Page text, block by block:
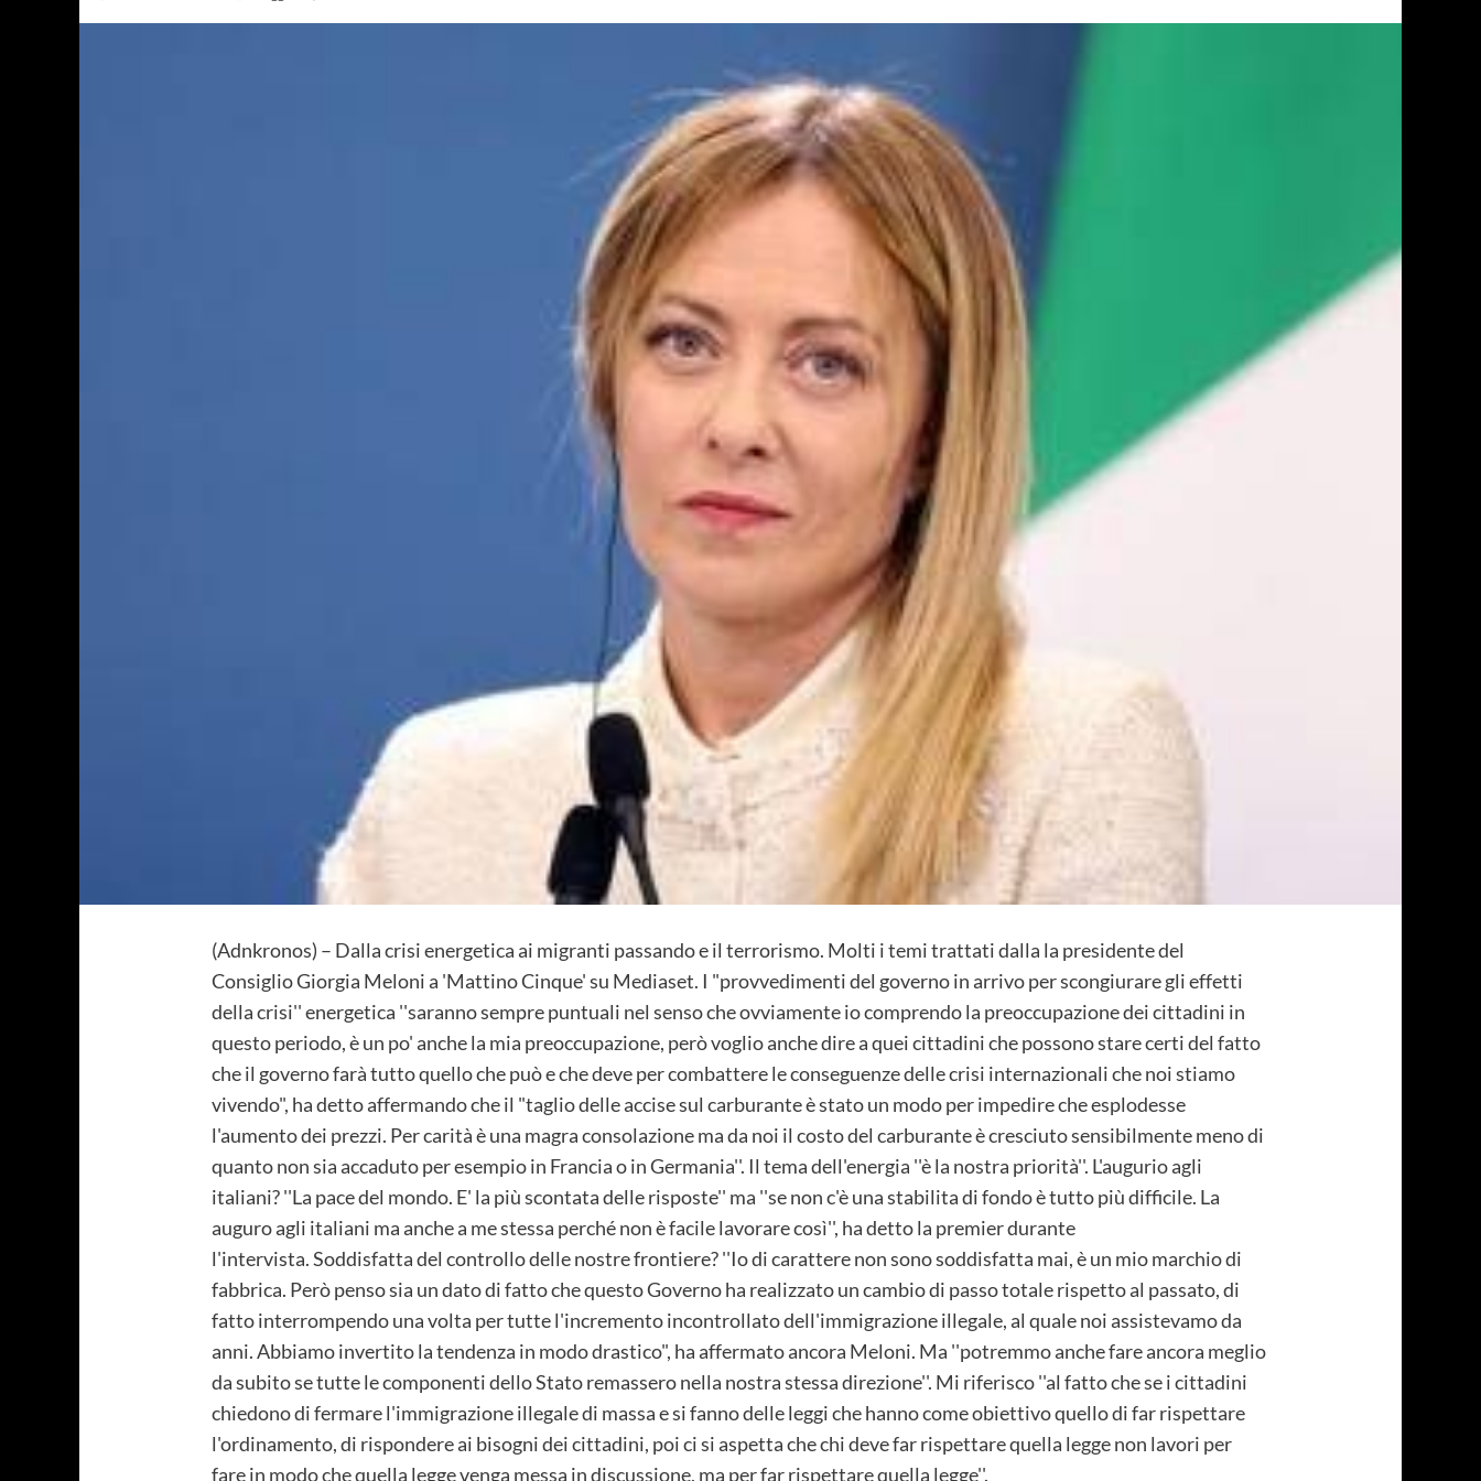
(Adnkronos) – Dalla crisi energetica ai migranti passando e il terrorismo. Molti i temi trattati dalla la presidente del
Consiglio Giorgia Meloni a 'Mattino Cinque' su Mediaset. I "provvedimenti del governo in arrivo per scongiurare gli effetti
della crisi'' energetica ''saranno sempre puntuali nel senso che ovviamente io comprendo la preoccupazione dei cittadini in
questo periodo, è un po' anche la mia preoccupazione, però voglio anche dire a quei cittadini che possono stare certi del fatto
che il governo farà tutto quello che può e che deve per combattere le conseguenze delle crisi internazionali che noi stiamo
vivendo", ha detto affermando che il "taglio delle accise sul carburante è stato un modo per impedire che esplodesse
l'aumento dei prezzi. Per carità è una magra consolazione ma da noi il costo del carburante è cresciuto sensibilmente meno di
quanto non sia accaduto per esempio in Francia o in Germania''. Il tema dell'energia ''è la nostra priorità''. L'augurio agli
italiani? ''La pace del mondo. E' la più scontata delle risposte'' ma ''se non c'è una stabilita di fondo è tutto più difficile. La
auguro agli italiani ma anche a me stessa perché non è facile lavorare così'', ha detto la premier durante
l'intervista. Soddisfatta del controllo delle nostre frontiere? ''Io di carattere non sono soddisfatta mai, è un mio marchio di
fabbrica. Però penso sia un dato di fatto che questo Governo ha realizzato un cambio di passo totale rispetto al passato, di
fatto interrompendo una volta per tutte l'incremento incontrollato dell'immigrazione illegale, al quale noi assistevamo da
anni. Abbiamo invertito la tendenza in modo drastico", ha affermato ancora Meloni. Ma ''potremmo anche fare ancora meglio
da subito se tutte le componenti dello Stato remassero nella nostra stessa direzione''. Mi riferisco ''al fatto che se i cittadini
chiedono di fermare l'immigrazione illegale di massa e si fanno delle leggi che hanno come obiettivo quello di far rispettare
l'ordinamento, di rispondere ai bisogni dei cittadini, poi ci si aspetta che chi deve far rispettare quella legge non lavori per
fare in modo che quella legge venga messa in discussione, ma per far rispettare quella legge''.